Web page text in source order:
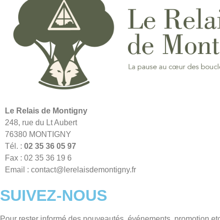
Le Relais de Montigny
248, rue du Lt Aubert
76380 MONTIGNY
Tél. : 02 35 36 05 97
Fax : 02 35 36 19 6
Email : contact@lerelaisdemontigny.fr
SUIVEZ-NOUS